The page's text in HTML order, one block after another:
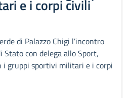
e i corpi civili
di Palazzo Chigi l’incontro
con delega allo Sport,
i gruppi sportivi militari e i corpi